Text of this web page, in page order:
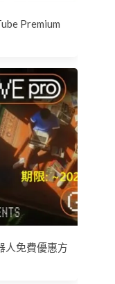
Premium
人免費優惠方